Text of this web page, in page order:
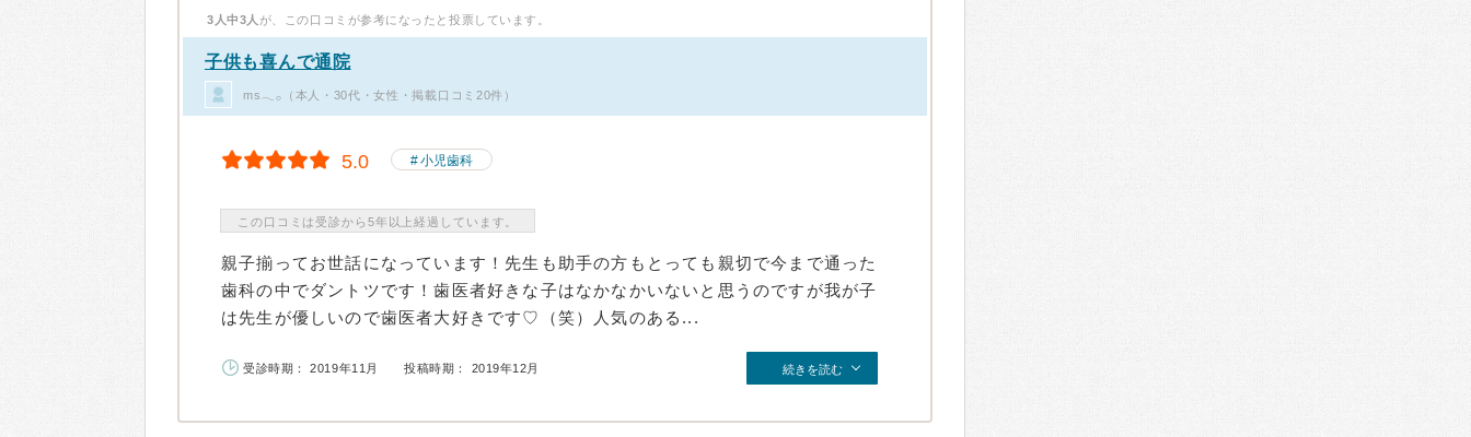
3人中3人 が、この口コミが参考になったと投票しています。
子供も喜んで通院
ms𓂃𓂂（本人・30代・女性・掲載口コミ20件）
5.0 小児歯科
この口コミは受診から5年以上経過しています。
親子揃ってお世話になっています！先生も助手の方もとっても親切で今まで通った
歯科の中でダントツです！歯医者好きな子はなかなかいないと思うのですが我が子
は先生が優しいので歯医者大好きです♡（笑）人気のある...
受診時期： 2019年11月 投稿時期： 2019年12月 続きを読む